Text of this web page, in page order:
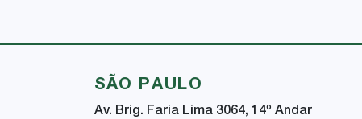
SÃO PAULO
Av. Brig. Faria Lima 3064, 14º Andar